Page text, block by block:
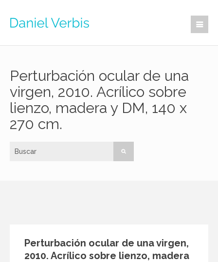
Perturbación ocular de una
virgen, 2010. Acrílico sobre
lienzo, madera y DM, 140 x
270 cm.
Perturbación ocular de una virgen,
2010. Acrílico sobre lienzo, madera